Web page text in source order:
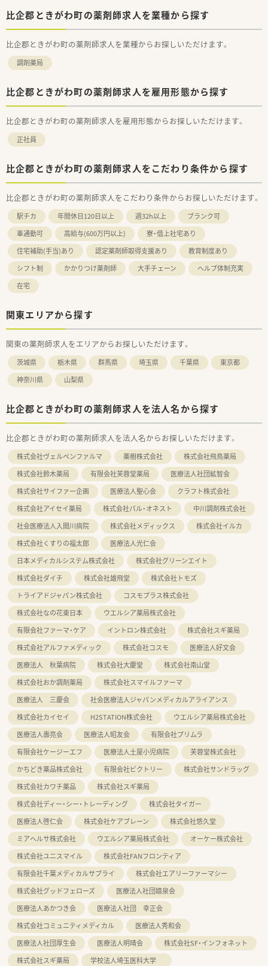
比企郡ときがわ町の薬剤師求人を業種から探す
比企郡ときがわ町の薬剤師求人を業種からお探しいただけます。
調剤薬局
比企郡ときがわ町の薬剤師求人を雇用形態から探す
比企郡ときがわ町の薬剤師求人を雇用形態からお探しいただけます。
正社員
比企郡ときがわ町の薬剤師求人をこだわり条件から探す
比企郡ときがわ町の薬剤師求人をこだわり条件からお探しいただけます。
駅チカ 年間休日120日以上 週32h以上
ブランク可
車通勤可
高給与(600万円以上)
寮・借上社宅あり
住宅補助(手当)あり
認定薬剤師取得支援あり
教育制度あり
シフト制
かかりつけ薬剤師 大手チェーン
ヘルプ体制充実
在宅
関東エリアから探す
関東の薬剤師求人をエリアからお探しいただけます。
茨城県 栃木県 群馬県 埼玉県 千葉県
東京都
神奈川県
山梨県
比企郡ときがわ町の薬剤師求人を法人名から探す
比企郡ときがわ町の薬剤師求人を法人名からお探しいただけます。
株式会社ヴェルペンファルマ 薬樹株式会社
株式会社飛鳥薬局
株式会社鈴木薬局
有限会社芙蓉堂薬局
医療法人社団絋智会
株式会社サイファー企画
医療法人聖心会
クラフト株式会社
株式会社アイセイ薬局
株式会社パル・オネスト
中川調剤株式会社
社会医療法人入間川病院
株式会社メディックス
株式会社イルカ
株式会社くすりの福太郎
医療法人光仁会
日本メディカルシステム株式会社
株式会社グリーンエイト
株式会社ダイチ
株式会社雄飛堂
株式会社トモズ
トライアドジャパン株式会社
コスモプラス株式会社
株式会社なの花東日本
ウエルシア薬局株式会社
有限会社ファーマ・ケア
イントロン株式会社
株式会社スギ薬局
株式会社アルファメディック
株式会社コスモ
医療法人好文会
医療法人 秋葉病院
株式会社大慶堂
株式会社南山堂
株式会社おか調剤薬局
株式会社スマイルファーマ
医療法人 三慶会
社会医療法人ジャパンメディカルアライアンス
株式会社カイセイ
H2STATION株式会社
ウエルシア薬局株式会社
医療法人壽亮会
医療法人昭友会
有限会社プリムラ
有限会社ケージーエフ
医療法人土屋小児病院
芙蓉堂株式会社
かちどき薬品株式会社
有限会社ビクトリー
株式会社サンドラッグ
株式会社カワチ薬品
株式会社スギ薬局
株式会社ディー・シー・トレーディング
株式会社タイガー
医療法人啓仁会
株式会社ケアブレーン
株式会社悠久堂
ミアヘルサ株式会社
ウエルシア薬局株式会社
オーケー株式会社
株式会社ユニスマイル
株式会社FANフロンティア
有限会社千葉メディカルサプライ
株式会社エアリーファーマシー
株式会社グッドフェローズ
医療法人社団嬉泉会
医療法人あかつき会
医療法人社団 幸正会
株式会社コミュニティメディカル
医療法人秀和会
医療法人社団厚生会
医療法人明晴会
株式会社SF・インフォネット
株式会社スギ薬局
学校法人埼玉医科大学